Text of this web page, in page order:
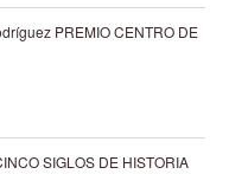
PREMIO CENTRO DE
SIGLOS DE HISTORIA